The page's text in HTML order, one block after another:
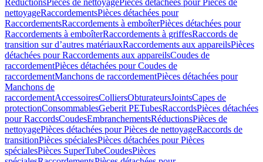
RéductionsPièces de nettoyagePièces détachées pour Pièces de
nettoyageRaccordementsPièces détachées pour
RaccordementsRaccordements à emboîterPièces détachées pour
Raccordements à emboîterRaccordements à griffesRaccords de
transition sur d’autres matériauxRaccordements aux appareilsPièces
détachées pour Raccordements aux appareilsCoudes de
raccordementPièces détachées pour Coudes de
raccordementManchons de raccordementPièces détachées pour
Manchons de
raccordementAccessoiresColliersObturateursJointsCapes de
protectionConsommablesGeberit PETubesRaccordsPièces détachées
pour RaccordsCoudesEmbranchementsRéductionsPièces de
nettoyagePièces détachées pour Pièces de nettoyageRaccords de
transitionPièces spécialesPièces détachées pour Pièces
spécialesPièces SuperTubeCoudesPièces